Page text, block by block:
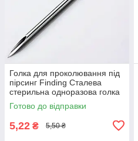
Голка для проколювання під
пірсинг Finding Сталева
стерильна одноразова голка
16G Сталистий 1.2 мм
Готово до відправки
5,22 ₴ 5,50 ₴